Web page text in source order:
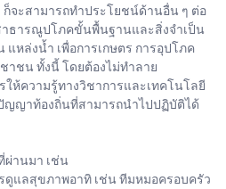
จะสามารถทำประโยชน์ด้านอื่น ๆ ต่อ
าธารณูปโภคขั้นพื้นฐานและสิ่งจำเป็น
หล่งน้ำ เพื่อการเกษตร การอุปโภค
าชน ทั้งนี้ โดยต้องไม่ทำลาย
ให้ความรู้ทางวิชาการและเทคโนโลยี
ญญาท้องถิ่นที่สามารถนำไปปฏิบัติได้
ผ่านมา เช่น
ดูแลสุขภาพอาทิ เช่น ทีมหมอครอบครัว